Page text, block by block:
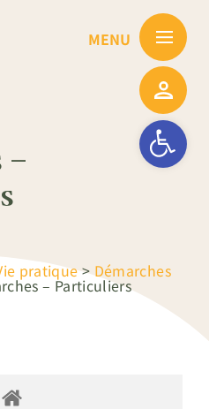
Ouvrir la
–
pratique>Démarches
– Particuliers